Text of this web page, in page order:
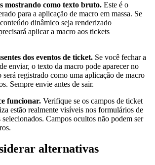
mostrando como texto bruto. Este é o
para a aplicação de macro em massa. Se
dinâmico seja renderizado
aplicar a macro aos tickets
dos eventos de ticket. Se você fechar a
enviar, o texto da macro pode aparecer no
será registrado como uma aplicação de macro
Sempre envie antes de sair.
funcionar. Verifique se os campos de ticket
estão realmente visíveis nos formulários de
Campos ocultos não podem ser
alternativas